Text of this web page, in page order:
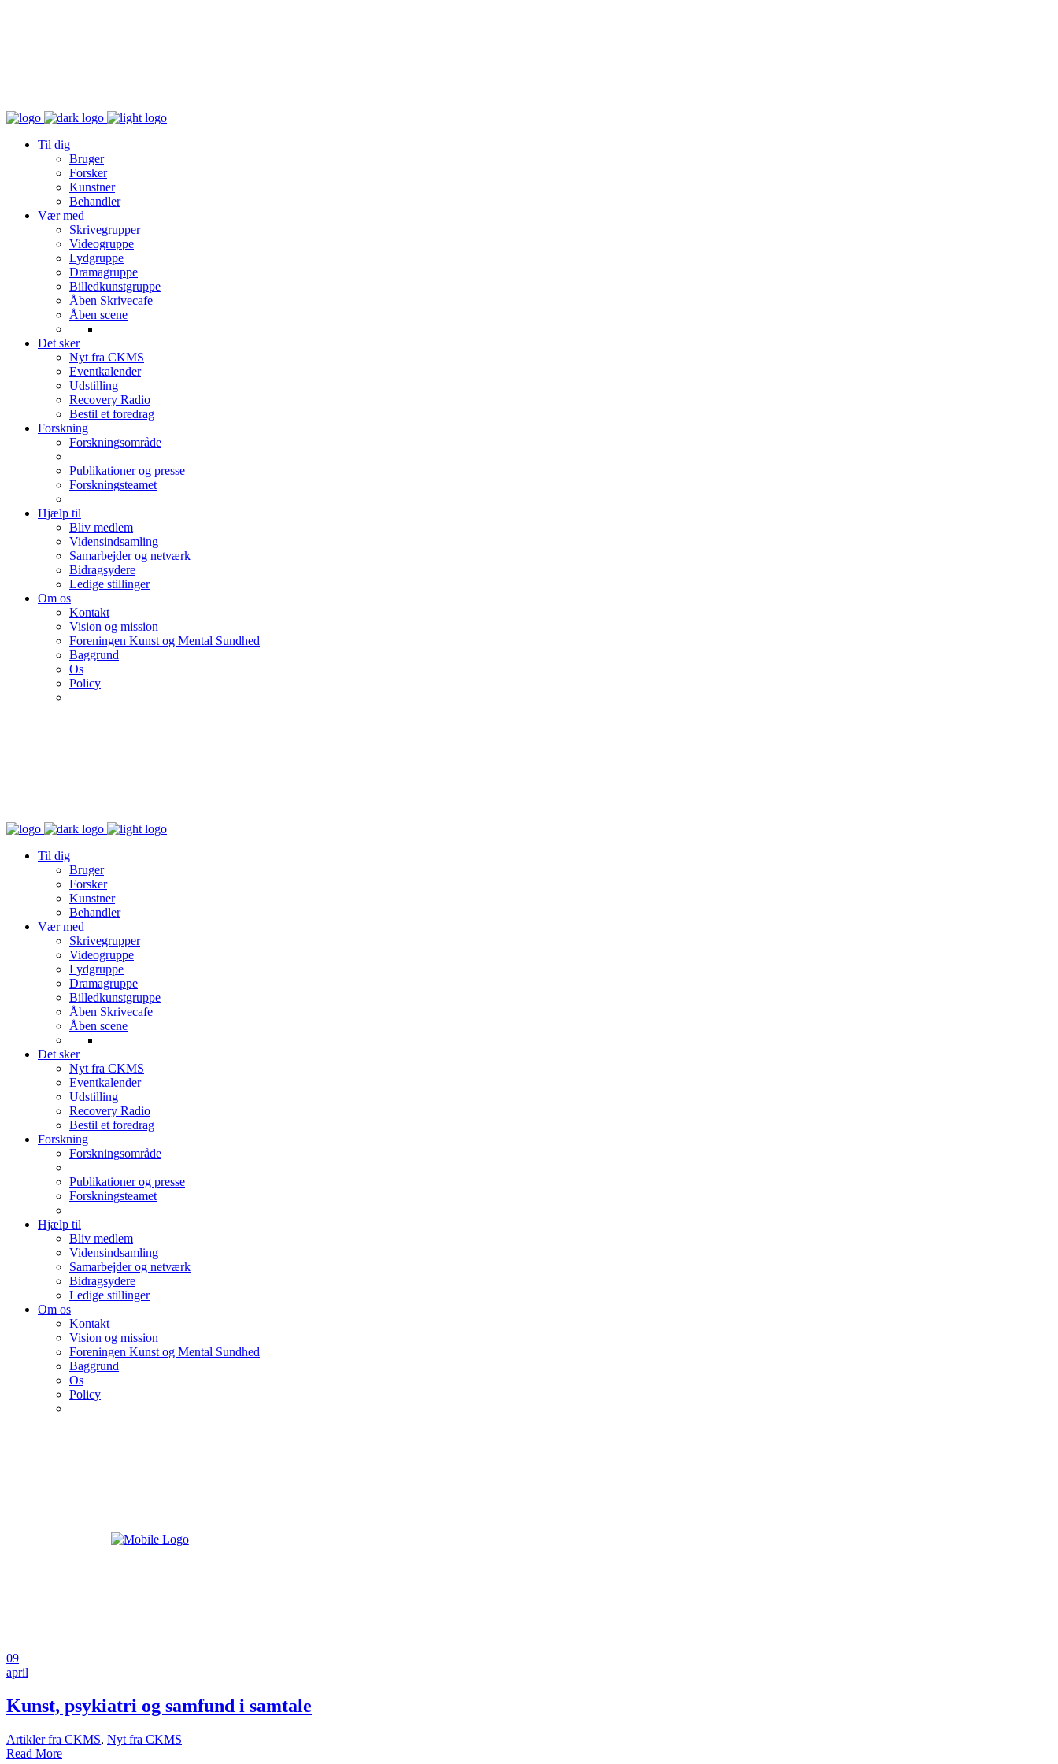
Til dig
Bruger
Forsker
Kunstner
Behandler
Vær med
Skrivegrupper
Videogruppe
Lydgruppe
Dramagruppe
Billedkunstgruppe
Åben Skrivecafe
Åben scene
Det sker
Nyt fra CKMS
Eventkalender
Udstilling
Recovery Radio
Bestil et foredrag
Forskning
Forskningsområde
Publikationer og presse
Forskningsteamet
Hjælp til
Bliv medlem
Vidensindsamling
Samarbejder og netværk
Bidragsydere
Ledige stillinger
Om os
Kontakt
Vision og mission
Foreningen Kunst og Mental Sundhed
Baggrund
Os
Policy
Til dig
Bruger
Forsker
Kunstner
Behandler
Vær med
Skrivegrupper
Videogruppe
Lydgruppe
Dramagruppe
Billedkunstgruppe
Åben Skrivecafe
Åben scene
Det sker
Nyt fra CKMS
Eventkalender
Udstilling
Recovery Radio
Bestil et foredrag
Forskning
Forskningsområde
Publikationer og presse
Forskningsteamet
Hjælp til
Bliv medlem
Vidensindsamling
Samarbejder og netværk
Bidragsydere
Ledige stillinger
Om os
Kontakt
Vision og mission
Foreningen Kunst og Mental Sundhed
Baggrund
Os
Policy
09
april
Kunst, psykiatri og samfund i samtale
Artikler fra CKMS, Nyt fra CKMS
Read More